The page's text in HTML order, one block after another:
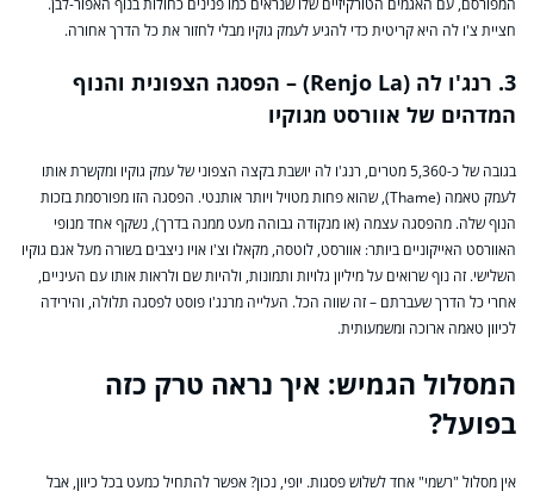
המפורסם, עם האגמים הטורקיזיים שלו שנראים כמו פנינים כחולות בנוף האפור-לבן.
חציית צ'ו לה היא קריטית כדי להגיע לעמק גוקיו מבלי לחזור את כל הדרך אחורה.
3. רנג'ו לה (Renjo La) – הפסגה הצפונית והנוף
המדהים של אוורסט מגוקיו
בגובה של כ-5,360 מטרים, רנג'ו לה יושבת בקצה הצפוני של עמק גוקיו ומקשרת אותו
לעמק טאמה (Thame), שהוא פחות מטויל ויותר אותנטי. הפסגה הזו מפורסמת בזכות
הנוף שלה. מהפסגה עצמה (או מנקודה גבוהה מעט ממנה בדרך), נשקף אחד מנופי
האוורסט האייקוניים ביותר: אוורסט, לוטסה, מקאלו וצ'ו אויו ניצבים בשורה מעל אגם גוקיו
השלישי. זה נוף שרואים על מיליון גלויות ותמונות, ולהיות שם ולראות אותו עם העיניים,
אחרי כל הדרך שעברתם – זה שווה הכל. העלייה מרנג'ו פוסט לפסגה תלולה, והירידה
לכיוון טאמה ארוכה ומשמעותית.
המסלול הגמיש: איך נראה טרק כזה
בפועל?
אין מסלול "רשמי" אחד לשלוש פסגות. יופי, נכון? אפשר להתחיל כמעט בכל כיוון, אבל